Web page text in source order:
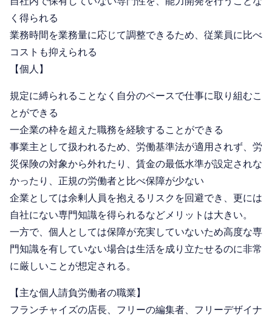
く得られる
業務時間を業務量に応じて調整できるため、従業員に比べ
コストも抑えられる
【個人】
規定に縛られることなく自分のペースで仕事に取り組むこ
とができる
一企業の枠を超えた職務を経験することができる
事業主として扱われるため、労働基準法が適用されず、労
災保険の対象から外れたり、賃金の最低水準が設定されな
かったり、正規の労働者と比べ保障が少ない
企業としては余剰人員を抱えるリスクを回避でき、更には
自社にない専門知識を得られるなどメリットは大きい。
一方で、個人としては保障が充実していないため高度な専
門知識を有していない場合は生活を成り立たせるのに非常
に厳しいことが想定される。
【主な個人請負労働者の職業】
フランチャイズの店長、フリーの編集者、フリーデザイナ